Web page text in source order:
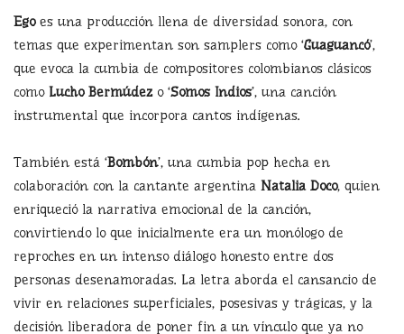
Egoes una producción llena de diversidad sonora, con
temas que experimentan son samplers como ‘Guaguancó’,
que evoca la cumbia de compositores colombianos clásicos
como Lucho Bermúdezo ‘Somos Indios’, una canción
instrumental que incorpora cantos indígenas.
También está ‘Bombón’, una cumbia pop hecha en
colaboración con la cantante argentina Natalia Doco, quien
enriqueció la narrativa emocional de la canción,
convirtiendo lo que inicialmente era un monólogo de
reproches en un intenso diálogo honesto entre dos
personas desenamoradas. La letra aborda el cansancio de
vivir en relaciones superficiales, posesivas y trágicas, y la
decisión liberadora de poner fin a un vínculo que ya no